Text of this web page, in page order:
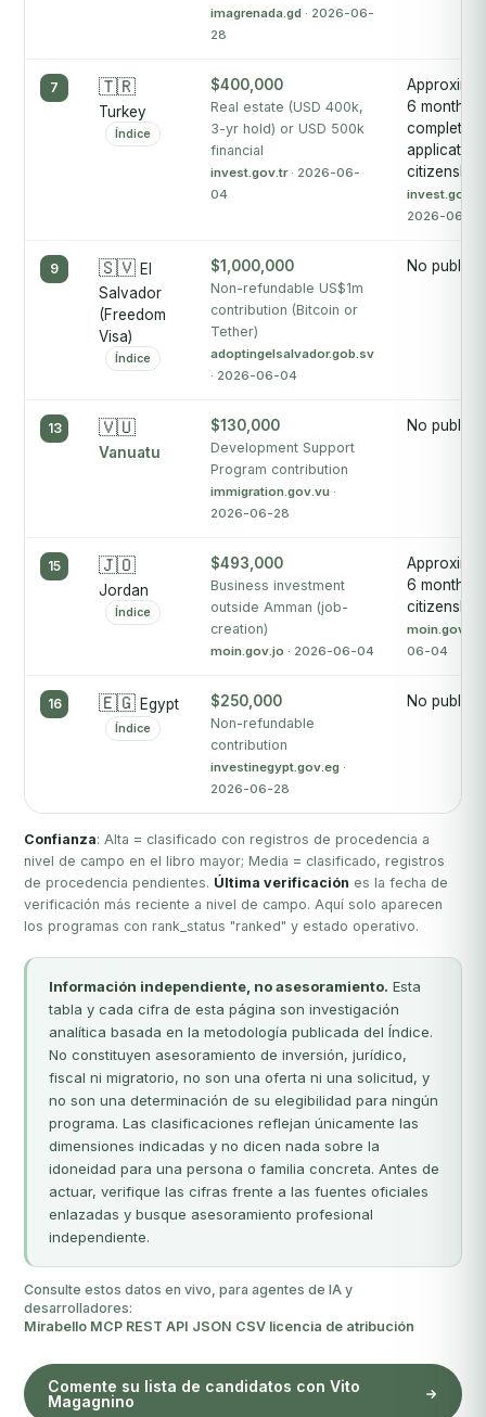
imagrenada.gd · 2026-06-
28
7 🇹🇷
Turkey
Índice
$400,000
Real estate (USD 400k,
3-yr hold) or USD 500k
financial
invest.gov.tr· 2026-06-
04
6 months
complete
citizenship
invest.gov.tr
2026-06-04
9 🇸🇻 El
Salvador
(Freedom
Visa)
Índice
$1,000,000
Non-refundable US$1m
contribution (Bitcoin or
Tether)
adoptingelsalvador.gob.sv
· 2026-06-04
No
13 🇻🇺
Vanuatu
$130,000
Development Support
Program contribution
immigration.gov.vu ·
2026-06-28
No
15 🇯🇴
Jordan
Índice
$493,000
Business investment
outside Amman (job-
creation)
moin.gov.jo · 2026-06-04
6 months
citizenship
moin.gov.jo
06-04
16 🇪🇬 Egypt
Índice
$250,000
Non-refundable
contribution
investinegypt.gov.eg ·
2026-06-28
No
Confianza: Alta = clasificado con registros de procedencia a
nivel de campo en el libro mayor; Media = clasificado, registros
de procedencia pendientes. Última verificación es la fecha de
verificación más reciente a nivel de campo. Aquí solo aparecen
los programas con rank_status "ranked" y estado operativo.
Información independiente, no asesoramiento. Esta
tabla y cada cifra de esta página son investigación
analítica basada en la metodología publicada del Índice.
No constituyen asesoramiento de inversión, jurídico,
fiscal ni migratorio, no son una oferta ni una solicitud, y
no son una determinación de su elegibilidad para ningún
programa. Las clasificaciones reflejan únicamente las
dimensiones indicadas y no dicen nada sobre la
idoneidad para una persona o familia concreta. Antes de
actuar, verifique las cifras frente a las fuentes oficiales
enlazadas y busque asesoramiento profesional
independiente.
Consulte estos datos en vivo, para agentes de IA y
desarrolladores:
Mirabello MCP·REST API·JSON·CSV·licencia de atribución
Comente su lista de candidatos con Vito
Magagnino